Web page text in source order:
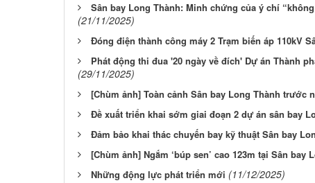
Sân bay Long Thành: Minh chứng của ý chí
(21/11/2025)
Đóng điện thành công máy 2 Trạm biến áp 110kV
Phát động thi đua '20 ngày về đích' Dự án Thành
(29/11/2025)
[Chùm ảnh] Toàn cảnh Sân bay Long Thành trước
Đề xuất triển khai sớm giai đoạn 2 dự án sân bay
Đảm bảo khai thác chuyến bay kỹ thuật Sân bay
[Chùm ảnh] Ngắm ‘búp sen’ cao 123m tại Sân bay
Những động lực phát triển mới (11/12/2025)